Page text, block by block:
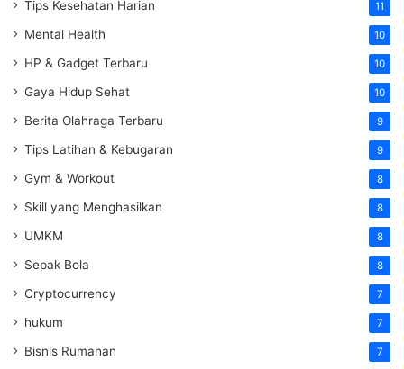
Tips Kesehatan Harian 11
Mental Health 10
HP & Gadget Terbaru 10
Gaya Hidup Sehat 10
Berita Olahraga Terbaru 9
Tips Latihan & Kebugaran 9
Gym & Workout 8
Skill yang Menghasilkan 8
UMKM 8
Sepak Bola 8
Cryptocurrency 7
hukum 7
Bisnis Rumahan 7